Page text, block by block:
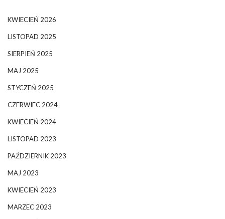
KWIECIEŃ 2026
LISTOPAD 2025
SIERPIEŃ 2025
MAJ 2025
STYCZEŃ 2025
CZERWIEC 2024
KWIECIEŃ 2024
LISTOPAD 2023
PAŹDZIERNIK 2023
MAJ 2023
KWIECIEŃ 2023
MARZEC 2023